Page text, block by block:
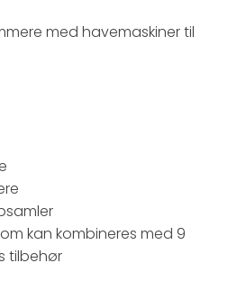
med havemaskiner til
kan kombineres med 9
tilbehør​​